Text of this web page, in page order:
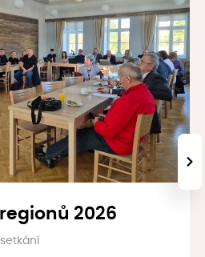
2026
›